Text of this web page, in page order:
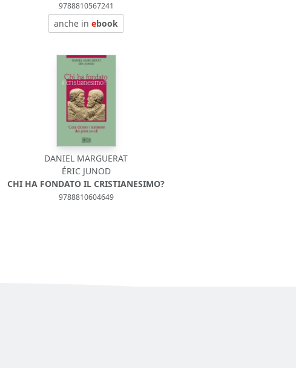
9788810567241
anche inebook
DANIEL MARGUERAT
ÉRIC JUNOD
CHI HA FONDATO IL CRISTIANESIMO?
9788810604649